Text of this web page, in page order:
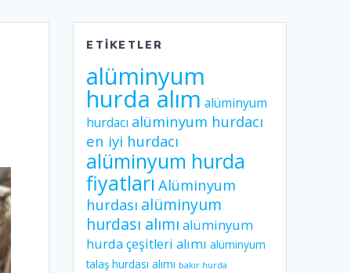
ETIKETLER
alüminyum
hurda alım alüminyum
hurdacı alüminyum hurdacı
en iyi hurdacı
alüminyum hurda
fiyatları Alüminyum
hurdası alüminyum
hurdası alımı alüminyum
hurda çeşitleri alımı alüminyum
talaş hurdası alımı bakır hurda